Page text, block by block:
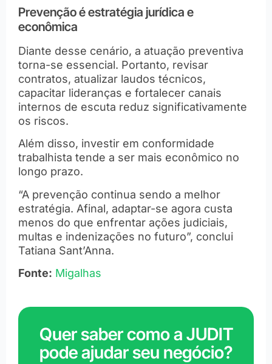
Prevenção é estratégia jurídica e
econômica
Diante desse cenário, a atuação preventiva
torna-se essencial. Portanto, revisar
contratos, atualizar laudos técnicos,
capacitar lideranças e fortalecer canais
internos de escuta reduz significativamente
os riscos.
Além disso, investir em conformidade
trabalhista tende a ser mais econômico no
longo prazo.
“A prevenção continua sendo a melhor
estratégia. Afinal, adaptar-se agora custa
menos do que enfrentar ações judiciais,
multas e indenizações no futuro”, conclui
Tatiana Sant’Anna.
Fonte: Migalhas
Quer saber como a JUDIT
pode ajudar seu negócio?